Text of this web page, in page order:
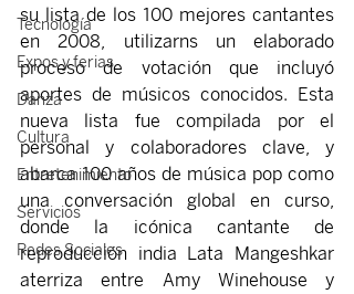
Tecnología
Expos y ferias
Danza
Cultura
Entretenimiento
Servicios
Redes Sociales
su lista de los 100 mejores cantantes
en 2008, utilizarns un elaborado
proceso de votación que incluyó
aportes de músicos conocidos. Esta
nueva lista fue compilada por el
personal y colaboradores clave, y
abarca 100 años de música pop como
una conversación global en curso,
donde la icónica cantante de
reproducción india Lata Mangeshkar
aterriza entre Amy Winehouse y